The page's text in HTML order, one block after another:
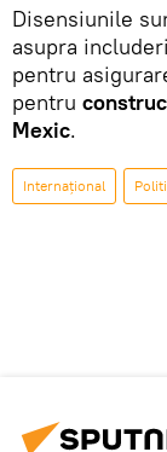
Disensiunile
asupra
pentru
pentru
Mexic.
Internaţional